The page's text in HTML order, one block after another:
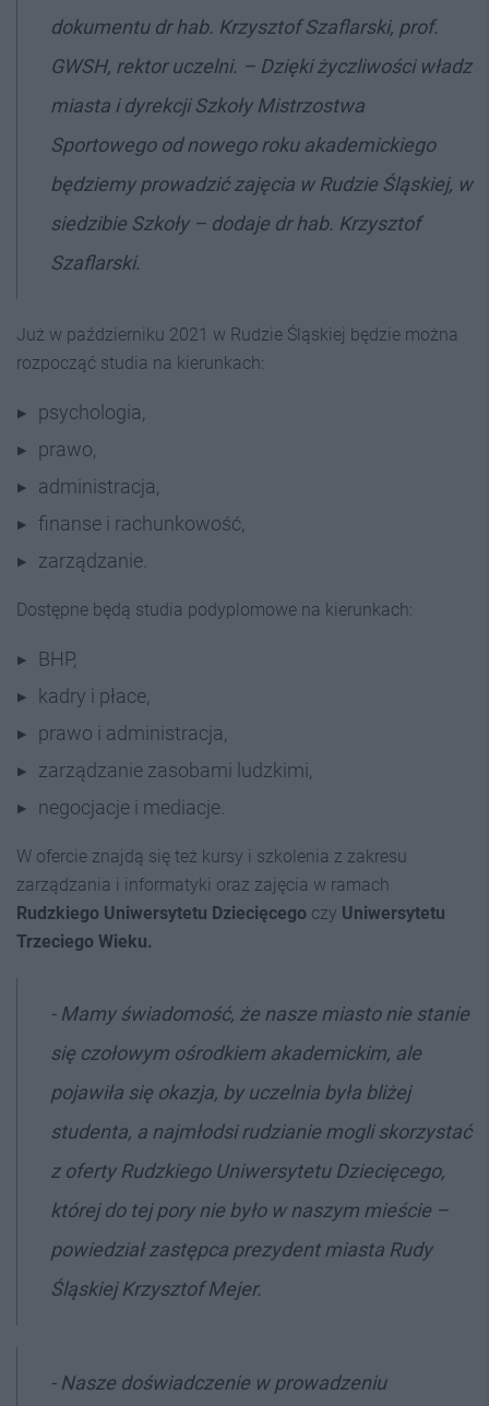
dokumentu dr hab. Krzysztof Szaflarski, prof.
GWSH, rektor uczelni. – Dzięki życzliwości władz
miasta i dyrekcji Szkoły Mistrzostwa
Sportowego od nowego roku akademickiego
będziemy prowadzić zajęcia w Rudzie Śląskiej, w
siedzibie Szkoły– dodaje dr hab. Krzysztof
Szaflarski.
Już w październiku 2021 w Rudzie Śląskiej będzie można
rozpocząć studia na kierunkach:
psychologia,
prawo,
administracja,
finanse i rachunkowość,
zarządzanie.
Dostępne będą studia podyplomowe na kierunkach:
BHP,
kadry i płace,
prawo i administracja,
zarządzanie zasobami ludzkimi,
negocjacje i mediacje.
W ofercie znajdą się też kursy i szkolenia z zakresu
zarządzania i informatyki oraz zajęcia w ramach
Rudzkiego Uniwersytetu Dziecięcego czy Uniwersytetu
Trzeciego Wieku.
- Mamy świadomość, że nasze miasto nie stanie
się czołowym ośrodkiem akademickim, ale
pojawiła się okazja, by uczelnia była bliżej
studenta, a najmłodsi rudzianie mogli skorzystać
z oferty Rudzkiego Uniwersytetu Dziecięcego,
której do tej pory nie było w naszym mieście –
powiedział zastępca prezydent miasta Rudy
Śląskiej Krzysztof Mejer.
- Nasze doświadczenie w prowadzeniu